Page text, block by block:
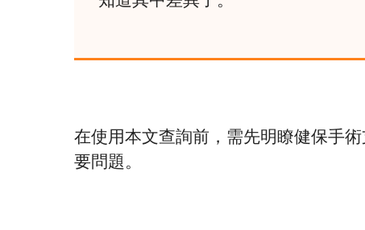
在使用本文查詢前，需先明瞭健保手
要問題。